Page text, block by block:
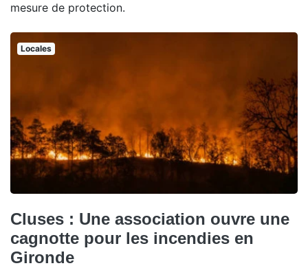
mesure de protection.
Locales
Cluses : Une association ouvre une
cagnotte pour les incendies en
Gironde